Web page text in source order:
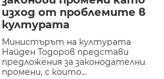
изход от проблемите в
културата
Министърът на културата
Найден Тодоров представи
предложения за законодателни
промени, с които...